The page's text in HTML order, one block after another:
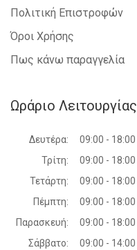
Πολιτική Επιστροφών
Όροι Χρήσης
Πως κάνω παραγγελία
Ωράριο Λειτουργίας
Δευτέρα:
09:00 - 18:00
Τρίτη:
09:00 - 18:00
Τετάρτη:
09:00 - 18:00
Πέμπτη:
09:00 - 18:00
Παρασκευή:
09:00 - 18:00
Σάββατο:
09:00 - 14:00